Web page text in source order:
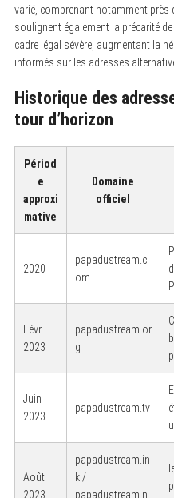
varié, comprenant notamment près
soulignent également la précarité
cadre légal sévère, augmentant la
informés sur les adresses
Historique des
tour d’horizon
Périod
e
approxi
mative
Domaine
officiel
2020
papadustream.c
om
Févr.
2023
papadustream.or
g
Juin
2023
papadustream.tv
Août
2023
papadustream.in
k /
papadustream.n